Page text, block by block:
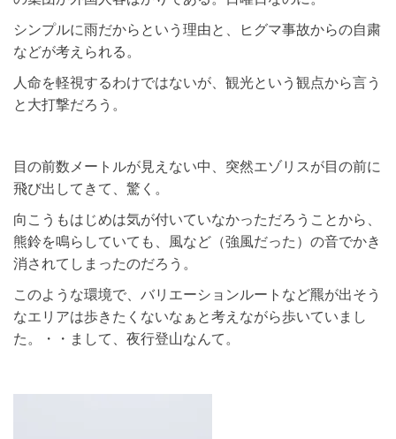
シンプルに雨だからという理由と、ヒグマ事故からの自粛
などが考えられる。
人命を軽視するわけではないが、観光という観点から言う
と大打撃だろう。
目の前数メートルが見えない中、突然エゾリスが目の前に
飛び出してきて、驚く。
向こうもはじめは気が付いていなかっただろうことから、
熊鈴を鳴らしていても、風など（強風だった）の音でかき
消されてしまったのだろう。
このような環境で、バリエーションルートなど羆が出そう
なエリアは歩きたくないなぁと考えながら歩いていまし
た。・・まして、夜行登山なんて。